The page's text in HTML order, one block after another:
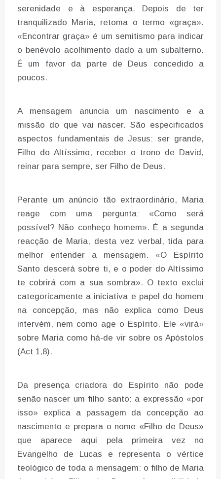
serenidade e à esperança. Depois de ter
tranquilizado Maria, retoma o termo «graça».
«Encontrar graça» é um semitismo para indicar
o benévolo acolhimento dado a um subalterno.
É um favor da parte de Deus concedido a
poucos.
A mensagem anuncia um nascimento e a
missão do que vai nascer. São especificados
aspectos fundamentais de Jesus: ser grande,
Filho do Altíssimo, receber o trono de David,
reinar para sempre, ser Filho de Deus.
Perante um anúncio tão extraordinário, Maria
reage com uma pergunta: «Como será
possível? Não conheço homem». É a segunda
reacção de Maria, desta vez verbal, tida para
melhor entender a mensagem. «O Espírito
Santo descerá sobre ti, e o poder do Altíssimo
te cobrirá com a sua sombra». O texto exclui
categoricamente a iniciativa e papel do homem
na concepção, mas não explica como Deus
intervém, nem como age o Espírito. Ele «virá»
sobre Maria como há-de vir sobre os Apóstolos
(Act 1,8).
Da presença criadora do Espírito não pode
senão nascer um filho santo: a expressão «por
isso» explica a passagem da concepção ao
nascimento e prepara o nome «Filho de Deus»
que aparece aqui pela primeira vez no
Evangelho de Lucas e representa o vértice
teológico de toda a mensagem: o filho de Maria